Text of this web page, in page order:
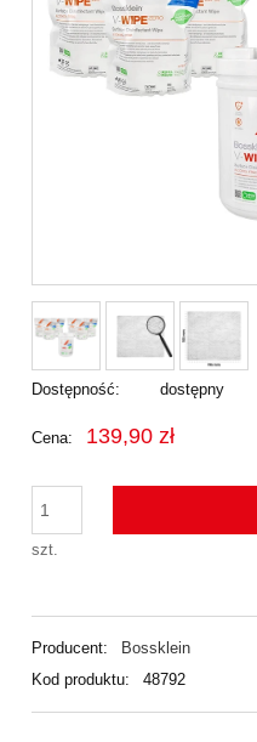
Dostępność: dostępny
Cena: 139,90 zł
szt.
Producent:
Bossklein
Kod produktu:
48792